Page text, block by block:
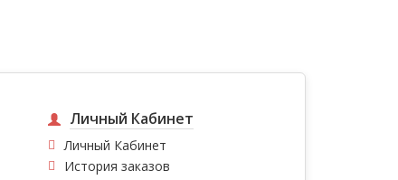
Личный Кабинет
Личный Кабинет
История заказов